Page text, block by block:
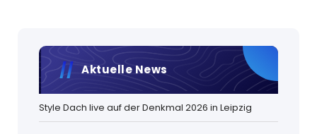
Aktuelle News
Style Dach live auf der Denkmal 2026 in Leipzig